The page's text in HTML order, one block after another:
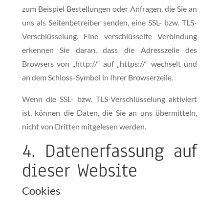
zum Beispiel Bestellungen oder Anfragen, die Sie an
uns als Seitenbetreiber senden, eine SSL- bzw. TLS-
Verschlüsselung. Eine verschlüsselte Verbindung
erkennen Sie daran, dass die Adresszeile des
Browsers von „http://“ auf „https://“ wechselt und
an dem Schloss-Symbol in Ihrer Browserzeile.
Wenn die SSL- bzw. TLS-Verschlüsselung aktiviert
ist, können die Daten, die Sie an uns übermitteln,
nicht von Dritten mitgelesen werden.
4. Datenerfassung auf
dieser Website
Cookies